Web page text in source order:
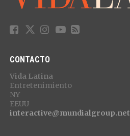
CONTACTO
Vida Latina
Entretenimiento
NY
EEUU
interactive@mundialgroup.net